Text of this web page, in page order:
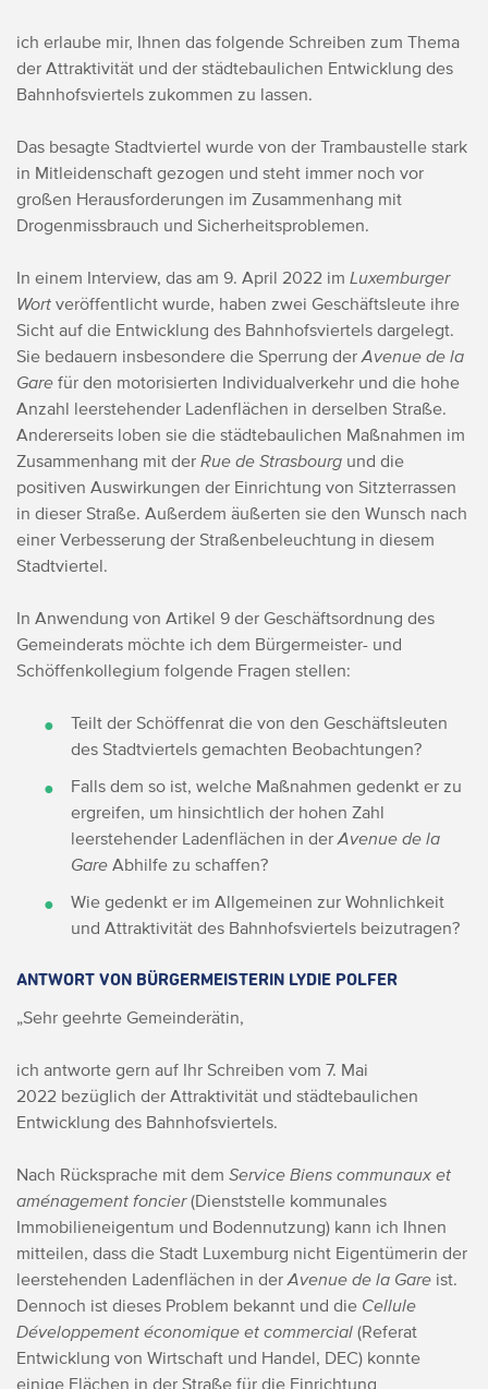
ich erlaube mir, Ihnen das folgende Schreiben zum Thema
der Attraktivität und der städtebaulichen Entwicklung des
Bahnhofsviertels zukommen zu lassen.
Das besagte Stadtviertel wurde von der Trambaustelle stark
in Mitleidenschaft gezogen und steht immer noch vor
großen Herausforderungen im Zusammenhang mit
Drogenmissbrauch und Sicherheitsproblemen.
In einem Interview, das am 9. April 2022 im Luxemburger
Wort veröffentlicht wurde, haben zwei Geschäftsleute ihre
Sicht auf die Entwicklung des Bahnhofsviertels dargelegt.
Sie bedauern insbesondere die Sperrung der Avenue de la
Gare für den motorisierten Individualverkehr und die hohe
Anzahl leerstehender Ladenflächen in derselben Straße.
Andererseits loben sie die städtebaulichen Maßnahmen im
Zusammenhang mit der Rue de Strasbourg und die
positiven Auswirkungen der Einrichtung von Sitzterrassen
in dieser Straße. Außerdem äußerten sie den Wunsch nach
einer Verbesserung der Straßenbeleuchtung in diesem
Stadtviertel.
In Anwendung von Artikel 9 der Geschäftsordnung des
Gemeinderats möchte ich dem Bürgermeister- und
Schöffenkollegium folgende Fragen stellen:
Teilt der Schöffenrat die von den Geschäftsleuten
des Stadtviertels gemachten Beobachtungen?
Falls dem so ist, welche Maßnahmen gedenkt er zu
ergreifen, um hinsichtlich der hohen Zahl
leerstehender Ladenflächen in der Avenue de la
Gare Abhilfe zu schaffen?
Wie gedenkt er im Allgemeinen zur Wohnlichkeit
und Attraktivität des Bahnhofsviertels beizutragen?
ANTWORT VON BÜRGERMEISTERIN LYDIE POLFER
„Sehr geehrte Gemeinderätin,
ich antworte gern auf Ihr Schreiben vom 7. Mai
2022 bezüglich der Attraktivität und städtebaulichen
Entwicklung des Bahnhofsviertels.
Nach Rücksprache mit dem Service Biens communaux et
aménagement foncier(Dienststelle kommunales
Immobilieneigentum und Bodennutzung) kann ich Ihnen
mitteilen, dass die Stadt Luxemburg nicht Eigentümerin der
leerstehenden Ladenflächen in der Avenue de la Gare ist.
Dennoch ist dieses Problem bekannt und die Cellule
Développement économique et commercial (Referat
Entwicklung von Wirtschaft und Handel, DEC) konnte
einige Flächen in der Straße für die Einrichtung